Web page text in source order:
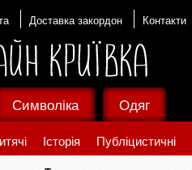
Доставка закордон Контакти
Історія Публіцистичні
Символіка Одяг